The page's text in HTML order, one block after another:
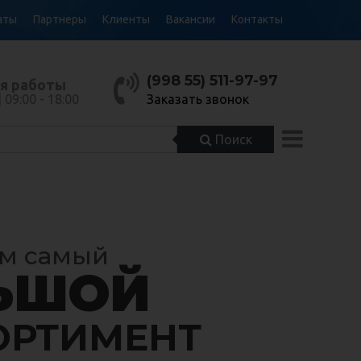
Партнеры Клиенты Вакансии Контакты
(998 55) 511-97-97
Заказать звонок
Поиск
самый
Узбекистан